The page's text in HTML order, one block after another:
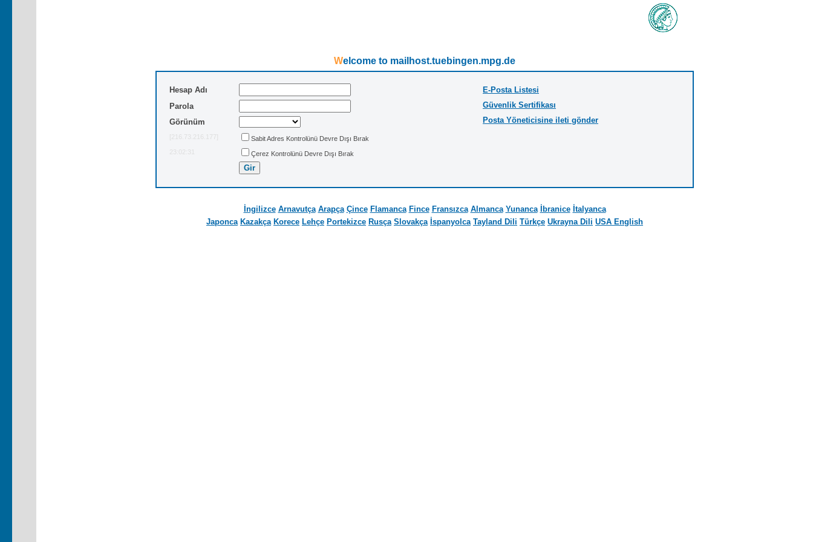
Welcome to mailhost.tuebingen.mpg.de
Hesap Adı
Parola
Görünüm
[216.73.216.177]
Sabit Adres Kontrolünü Devre Dışı Bırak
23:02:31
Çerez Kontrolünü Devre Dışı Bırak
E-Posta Listesi
Güvenlik Sertifikası
Posta Yöneticisine ileti gönder
İngilizce Arnavutça Arapça Çince Flamanca Fince Fransızca Almanca Yunanca İbranice İtalyanca
Japonca Kazakça Korece Lehçe Portekizce Rusça Slovakça İspanyolca Tayland Dili Türkçe Ukrayna Dili USA English